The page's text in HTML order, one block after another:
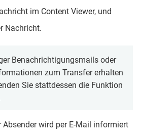
im Content Viewer, und
Nachricht.
Benachrichtigungsmails oder
zum Transfer erhalten
Sie stattdessen die Funktion
Absender wird per E-Mail informiert